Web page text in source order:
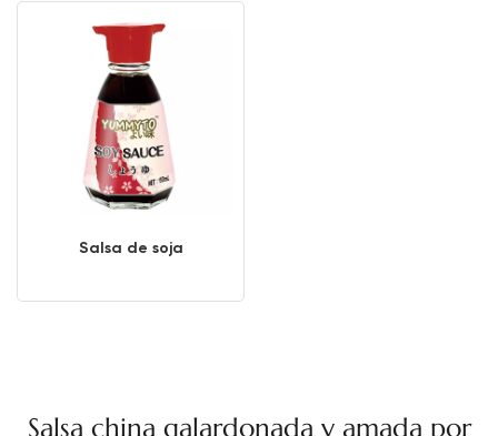
Salsa de soja
Salsa china galardonada y amada por